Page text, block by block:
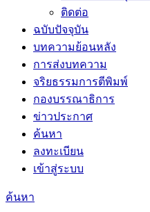
ติดต่อ
ฉบับปัจจุบัน
บทความย้อนหลัง
การส่งบทความ
จริยธรรมการตีพิมพ์
กองบรรณาธิการ
ข่าวประกาศ
ค้นหา
ลงทะเบียน
เข้าสู่ระบบ
ค้นหา